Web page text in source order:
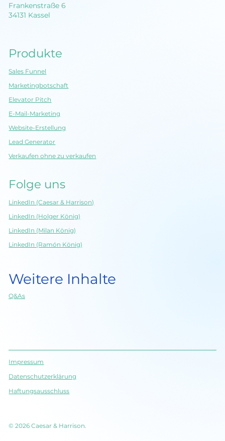
Frankenstraße 6
34131 Kassel
Produkte
Sales Funnel
Marketingbotschaft
Elevator Pitch
E-Mail-Marketing
Website-Erstellung
Lead Generator
Verkaufen ohne zu verkaufen
Folge uns
LinkedIn (Caesar & Harrison)
LinkedIn (Holger König)
LinkedIn (Milan König)
LinkedIn (Ramón König)
Weitere Inhalte
Q&As
© 2026 Caesar & Harrison.
Impressum
Datenschutz­erklärung
Haftungsausschluss